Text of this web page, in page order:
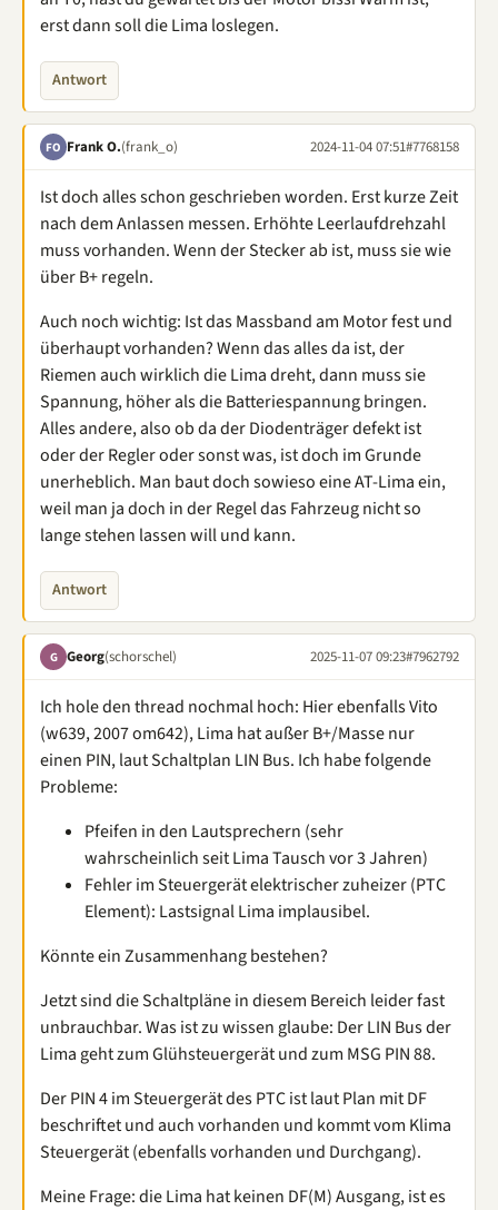
erst dann soll die Lima loslegen.
Antwort
FO Frank O.(frank_o) 2024-11-04 07:51#7768158
Ist doch alles schon geschrieben worden. Erst kurze Zeit
nach dem Anlassen messen. Erhöhte Leerlaufdrehzahl
muss vorhanden. Wenn der Stecker ab ist, muss sie wie
über B+ regeln.
Auch noch wichtig: Ist das Massband am Motor fest und
überhaupt vorhanden? Wenn das alles da ist, der
Riemen auch wirklich die Lima dreht, dann muss sie
Spannung, höher als die Batteriespannung bringen.
Alles andere, also ob da der Diodenträger defekt ist
oder der Regler oder sonst was, ist doch im Grunde
unerheblich. Man baut doch sowieso eine AT-Lima ein,
weil man ja doch in der Regel das Fahrzeug nicht so
lange stehen lassen will und kann.
Antwort
G Georg(schorschel) 2025-11-07 09:23#7962792
Ich hole den thread nochmal hoch: Hier ebenfalls Vito
(w639, 2007 om642), Lima hat außer B+/Masse nur
einen PIN, laut Schaltplan LIN Bus. Ich habe folgende
Probleme:
Pfeifen in den Lautsprechern (sehr
wahrscheinlich seit Lima Tausch vor 3 Jahren)
Fehler im Steuergerät elektrischer zuheizer (PTC
Element): Lastsignal Lima implausibel.
Könnte ein Zusammenhang bestehen?
Jetzt sind die Schaltpläne in diesem Bereich leider fast
unbrauchbar. Was ist zu wissen glaube: Der LIN Bus der
Lima geht zum Glühsteuergerät und zum MSG PIN 88.
Der PIN 4 im Steuergerät des PTC ist laut Plan mit DF
beschriftet und auch vorhanden und kommt vom Klima
Steuergerät (ebenfalls vorhanden und Durchgang).
Meine Frage: die Lima hat keinen DF(M) Ausgang, ist es